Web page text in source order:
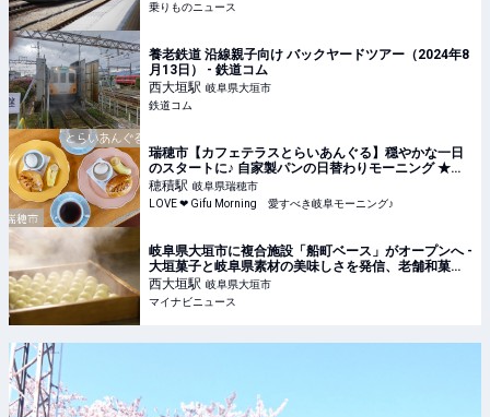
乗りものニュース
養老鉄道 沿線親子向け バックヤードツアー（2024年8
月13日） - 鉄道コム
西大垣駅 岐阜県大垣市
鉄道コム
瑞穂市【カフェテラスとらいあんぐる】穏やかな一日
のスタートに♪ 自家製パンの日替わりモーニング ★岐
阜モーニング
穂積駅 岐阜県瑞穂市
LOVE ❤ Gifu Morning 愛すべき岐阜モーニング♪
岐阜県大垣市に複合施設「船町ベース」がオープンへ -
大垣菓子と岐阜県素材の美味しさを発信、老舗和菓子
「金蝶堂總本店」も復活
西大垣駅 岐阜県大垣市
マイナビニュース